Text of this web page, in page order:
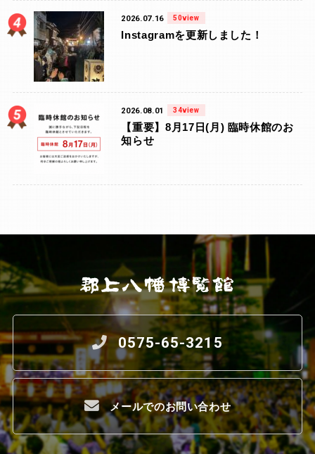
2026.07.16 50view
Instagramを更新しました！
2026.08.01 34view
【重要】8月17日(月) 臨時休館のお
知らせ
0575-65-3215
メールでのお問い合わせ